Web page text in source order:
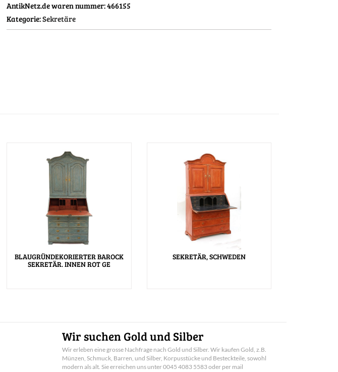
AntikNetz.de waren nummer:466155
Kategorie:Sekretäre
BLAUGRÜNDEKORIERTER BAROCK
SEKRETÄR. INNEN ROT GE
SEKRETÄR, SCHWEDEN
Wir suchen Gold und Silber
Wir erleben eine grosse Nachfrage nach Gold und Silber. Wir kaufen Gold, z.B.
Münzen, Schmuck, Barren, und Silber, Korpusstücke und Besteckteile, sowohl
modern als alt. Sie erreichen uns unter 0045 4083 5583 oder per mail